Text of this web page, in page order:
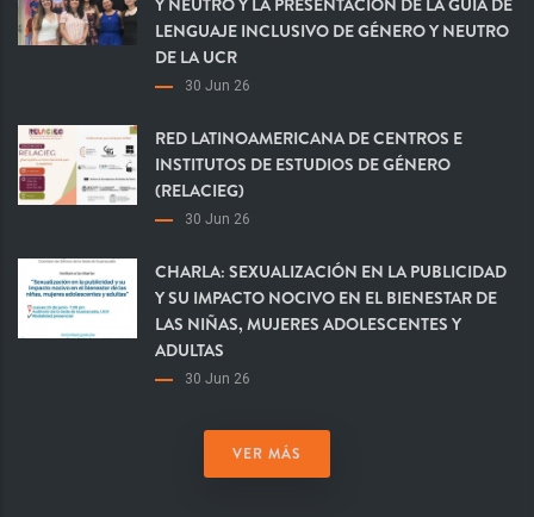
Y NEUTRO Y LA PRESENTACIÓN DE LA GUÍA DE
LENGUAJE INCLUSIVO DE GÉNERO Y NEUTRO
DE LA UCR
30 Jun 26
RED LATINOAMERICANA DE CENTROS E
INSTITUTOS DE ESTUDIOS DE GÉNERO
(RELACIEG)
30 Jun 26
CHARLA: SEXUALIZACIÓN EN LA PUBLICIDAD
Y SU IMPACTO NOCIVO EN EL BIENESTAR DE
LAS NIÑAS, MUJERES ADOLESCENTES Y
ADULTAS
30 Jun 26
VER MÁS